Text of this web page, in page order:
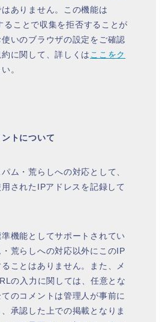
ありません。この機能は
ことで収集を拒否することが
いのブラウザの設定をご確認
に関して、詳しくは ここをク
。
トについて
ム・荒らしへの対応として、
されたIPアドレスを記録して
機能としてサポートされてい
荒らしへの対応以外にこのIP
ことはありません。また、メ
の入力に関しては、任意とな
のコメントは管理人が事前に
承認した上での掲載となりま